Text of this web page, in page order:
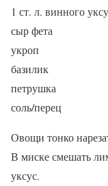
1 ст. л. винного
сыр фета
укроп
базилик
петрушка
соль/перец
Овощи тонко
В миске смешать
уксус.